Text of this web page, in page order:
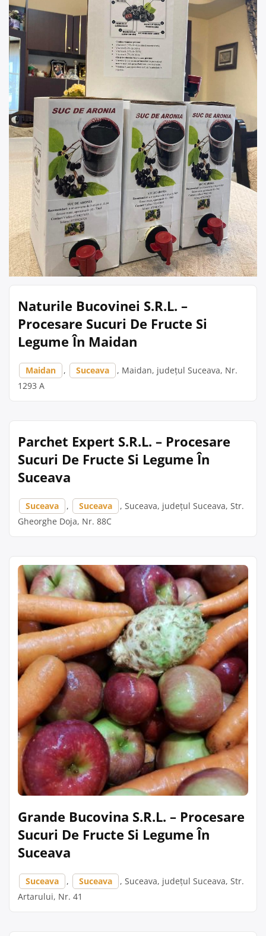
Naturile Bucovinei S.R.L. –
Procesare Sucuri De Fructe Si
Legume În Maidan
Maidan , Suceava
, Maidan, județul Suceava, Nr.
1293 A
Parchet Expert S.R.L. – Procesare
Sucuri De Fructe Si Legume În
Suceava
Suceava , Suceava
, Suceava, județul Suceava, Str.
Gheorghe Doja, Nr. 88C
Grande Bucovina S.R.L. – Procesare
Sucuri De Fructe Si Legume În
Suceava
Suceava , Suceava
, Suceava, județul Suceava, Str.
Artarului, Nr. 41